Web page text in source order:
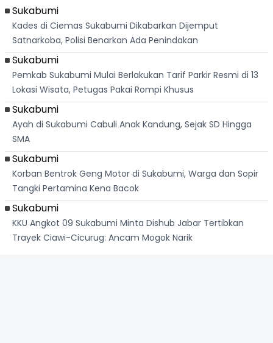
Sukabumi
Kades di Ciemas Sukabumi Dikabarkan Dijemput
Satnarkoba, Polisi Benarkan Ada Penindakan
Sukabumi
Pemkab Sukabumi Mulai Berlakukan Tarif Parkir Resmi di 13
Lokasi Wisata, Petugas Pakai Rompi Khusus
Sukabumi
Ayah di Sukabumi Cabuli Anak Kandung, Sejak SD Hingga
SMA
Sukabumi
Korban Bentrok Geng Motor di Sukabumi, Warga dan Sopir
Tangki Pertamina Kena Bacok
Sukabumi
KKU Angkot 09 Sukabumi Minta Dishub Jabar Tertibkan
Trayek Ciawi-Cicurug: Ancam Mogok Narik